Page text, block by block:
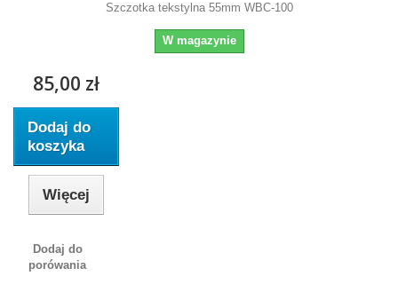
Szczotka tekstylna 55mm WBC-100
W magazynie
85,00 zł
Dodaj do
koszyka
Więcej
Dodaj do
porówania